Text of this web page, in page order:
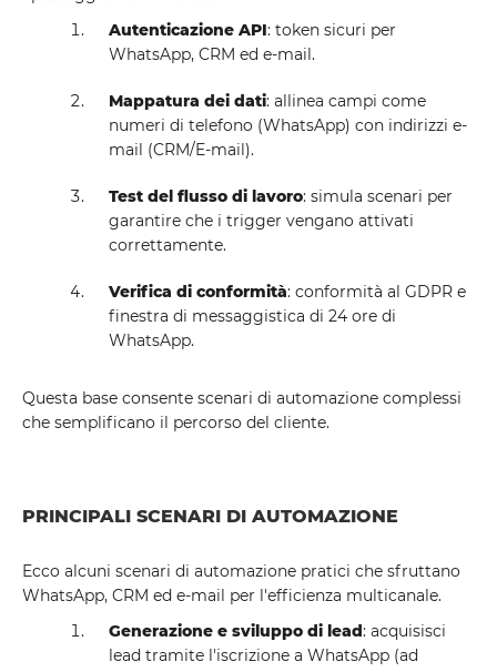
Autenticazione API: token sicuri per
WhatsApp, CRM ed e-mail.
Mappatura dei dati: allinea campi come
numeri di telefono (WhatsApp) con indirizzi e-
mail (CRM/E-mail).
Test del flusso di lavoro: simula scenari per
garantire che i trigger vengano attivati ​​
correttamente.
Verifica di conformità: conformità al GDPR e
finestra di messaggistica di 24 ore di
WhatsApp.
Questa base consente scenari di automazione complessi
che semplificano il percorso del cliente.
PRINCIPALI SCENARI DI AUTOMAZIONE
Ecco alcuni scenari di automazione pratici che sfruttano
WhatsApp, CRM ed e-mail per l'efficienza multicanale.
Generazione e sviluppo di lead: acquisisci
lead tramite l'iscrizione a WhatsApp (ad